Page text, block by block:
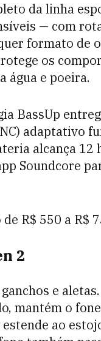
da linha
— com
formato de
os
água e poeira.
BassUp
adaptativo
alcança 12
Soundcore
R$ 550 a R$
2
e
mantém o
ao